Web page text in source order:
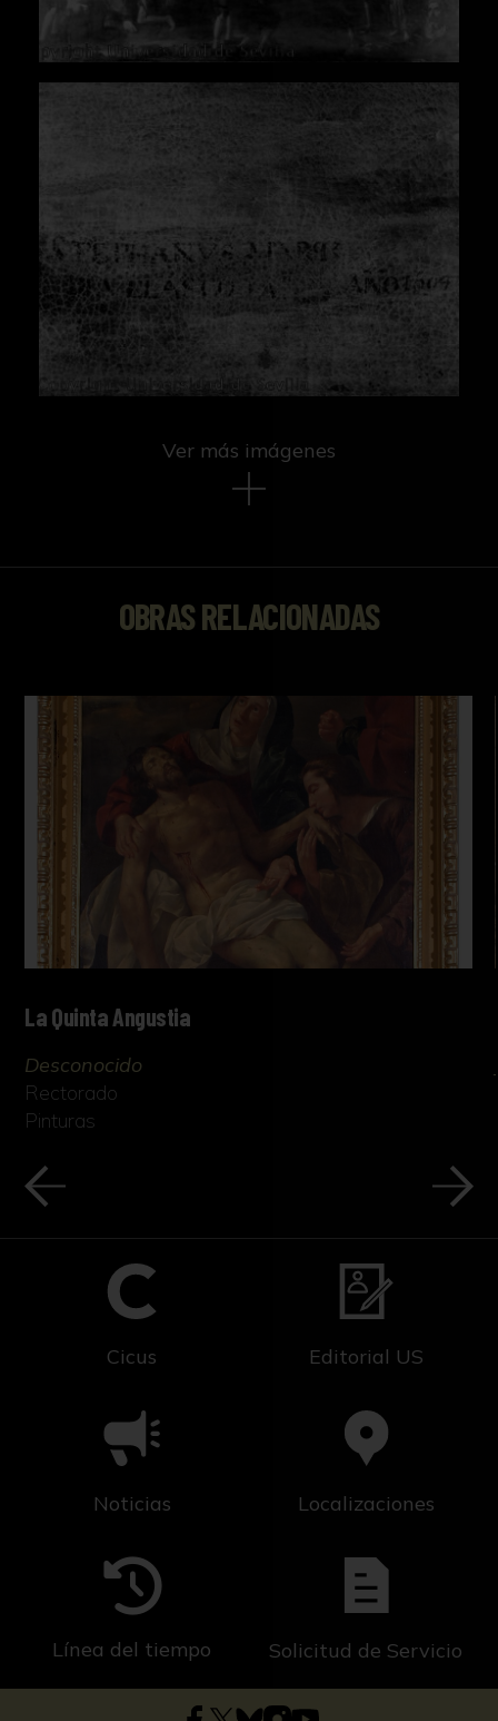
Ver más imágenes
OBRAS RELACIONADAS
La Quinta Angustia
Desconocido
Rectorado
Pinturas
Cicus Editorial US
Noticias Localizaciones
Línea del tiempo Solicitud de Servicio